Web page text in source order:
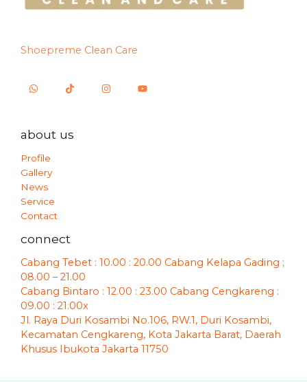
Shoepreme Clean Care
about us
Profile
Gallery
News
Service
Contact
connect
Cabang Tebet : 10.00 : 20.00 Cabang Kelapa Gading ;
08.00 – 21.00
Cabang Bintaro : 12.00 : 23.00 Cabang Cengkareng :
09.00 : 21.00x
Jl. Raya Duri Kosambi No.106, RW.1, Duri Kosambi,
Kecamatan Cengkareng, Kota Jakarta Barat, Daerah
Khusus Ibukota Jakarta 11750